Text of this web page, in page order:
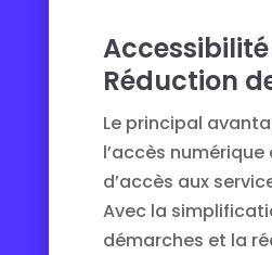
Réduction
Le principal
l’accès
d’accès aux
Avec la
démarches et la